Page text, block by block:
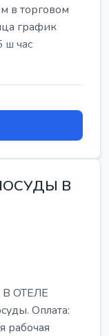
в торговом
график
ш час
В
ОТЕЛЕ
Оплата:
рабочая